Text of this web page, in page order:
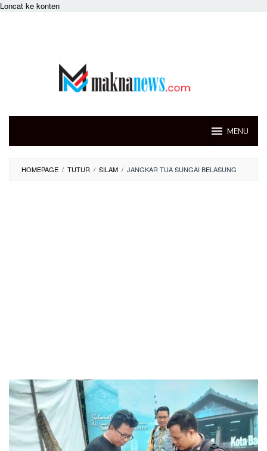
Loncat ke konten
MENU
HOMEPAGE / TUTUR / SILAM / JANGKAR TUA SUNGAI BELASUNG